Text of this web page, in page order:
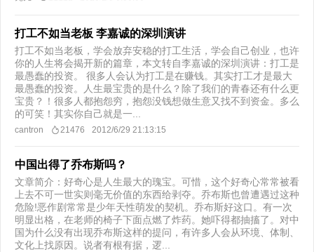
打工不如当老板 李嘉诚的深圳演讲
打工不如当老板，学会放弃安稳的打工生活，学会自己创业，也许
你的人生将会揭开新的篇章，本文转自李嘉诚的深圳演讲：打工是
最愚蠢的投资。 很多人会认为打工是在赚钱。其实打工才是最大
最愚蠢的投资。人生最宝贵的是什么？除了我们的青春还有什么更
宝贵？！很多人都抱怨穷，抱怨没钱想做生意又找不到资金。多么
的可笑！其实你自己就是一...
cantron 21476 2012/6/29 21:13:15
中国出得了乔布斯吗？
文章简介：好奇心是人生最大的瑰宝。可惜，这个好奇心常常被看
上去不可一世实则毫无价值的东西给剥夺。乔布斯也曾遭遇过这种
危险!恶作剧常常是少年天性萌发的契机。乔布斯好这口。有一次
明显出格，在老师的椅子下面点燃了炸药。她吓得都抽搐了。对中
国为什么没有出现乔布斯这样的提问，有许多人会从环境、体制、
文化上找原因。说者有根有据，逻...